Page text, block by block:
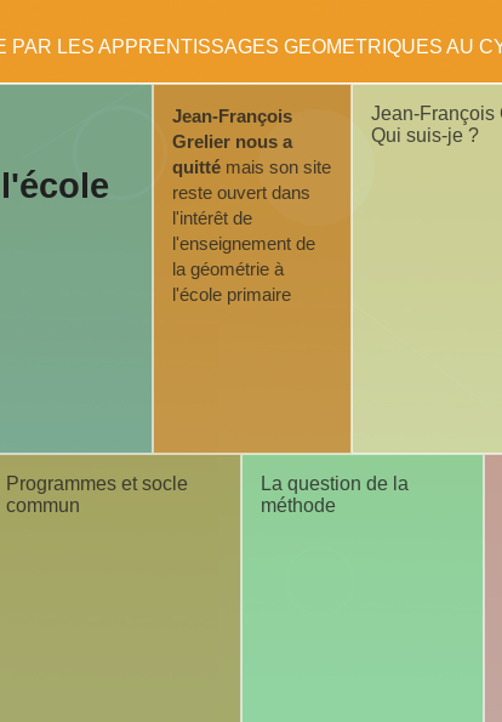
LES APPRENTISSAGES GEOMETRIQUES AU
Jean-François
Grelier nous a
quittémais son site
reste ouvert dans
l'intérêt de
l'enseignement de
la géométrie à
l'école primaire
Jean-François
Qui suis-je ?
Programmes et socle
commun
La question de la
méthode